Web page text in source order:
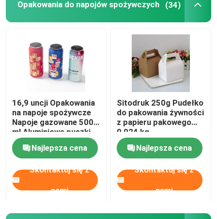
Wycieczka po fabryce
Skontaktuj się z nami
Aktualności
Opakowania do napojów spożywczych
Aluminiowe opakowanie na napoje
Opakowania do napojów spożywczych (34)
16,9 uncji Opakowania
na napoje spożywcze
Napoje gazowane 500
ml Aluminiowe puszki
Najlepsza cena
Skontaktuj się z
nami
Sitodruk 250g Pudełko
do pakowania żywności
z papieru pakowego
0,024 kg
Najlepsza cena
Skontaktuj się z
nami